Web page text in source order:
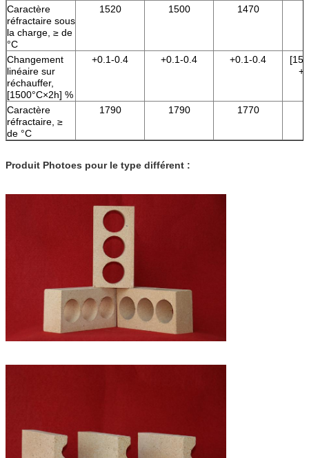
Caractère
réfractaire sous
la charge, ≥ de
°C
1520 1500 1470
Changement
linéaire sur
réchauffer,
[1500°C×2h] %
+0.1-0.4 +0.1-0.4 +0.1-0.4
Caractère
réfractaire, ≥
de °C
1790 1790 1770
Produit Photoes pour le type différent :